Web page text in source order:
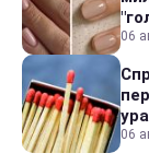
06
06